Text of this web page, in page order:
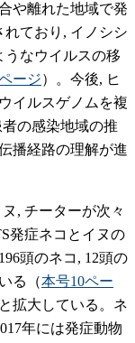
や離れた地域で発
ており, イノシシ
なウイルスの移
ージ）。今後, ヒ
イルスゲノムを複
の感染地域の推
播経路の理解が進
, チーターが次々
発症ネコとイヌの
頭のネコ, 12頭の
る（本号10ペー
拡大している。ネ
年には発症動物